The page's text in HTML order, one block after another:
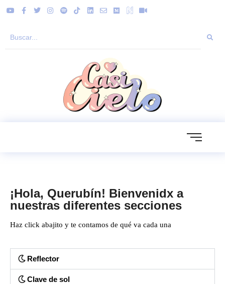
¡Hola, Querubín! Bienvenidx a
nuestras diferentes secciones
Haz click abajito y te contamos de qué va cada una
Reflector
Clave de sol